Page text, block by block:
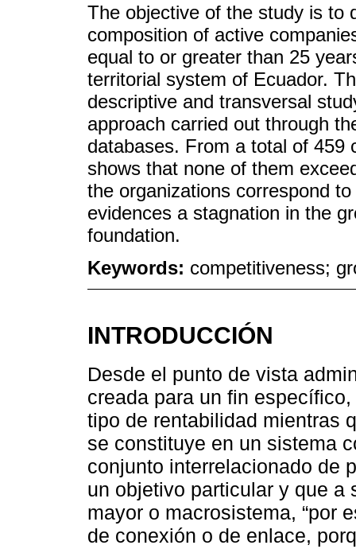
The objective of the study is to
composition of active
equal to or greater than 25
territorial system of Ecuador.
descriptive and transversal
approach carried out through
databases. From a total of 459
shows that none of them
the organizations correspond
evidences a stagnation in the
foundation.
Keywords: competitiveness;
INTRODUCCIÓN
Desde el punto de vista
creada para un fin
tipo de rentabilidad mientras
se constituye en un sistema
conjunto interrelacionado de
un objetivo particular y que a
mayor o macrosistema, “por
de conexión o de enlace,